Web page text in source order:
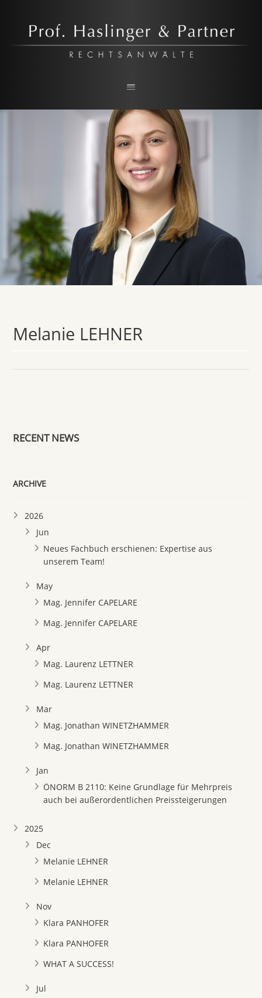
Prof. Haslinger & Partner
Melanie LEHNER
RECENT NEWS
ARCHIVE
2026
Jun
Neues Fachbuch erschienen: Expertise aus
unserem Team!
May
Mag. Jennifer CAPELARE
Mag. Jennifer CAPELARE
Apr
Mag. Laurenz LETTNER
Mag. Laurenz LETTNER
Mar
Mag. Jonathan WINETZHAMMER
Mag. Jonathan WINETZHAMMER
Jan
ÖNORM B 2110: Keine Grundlage für Mehrpreis
auch bei außerordentlichen Preissteigerungen
2025
Dec
Melanie LEHNER
Melanie LEHNER
Nov
Klara PANHOFER
Klara PANHOFER
WHAT A SUCCESS!
Jul